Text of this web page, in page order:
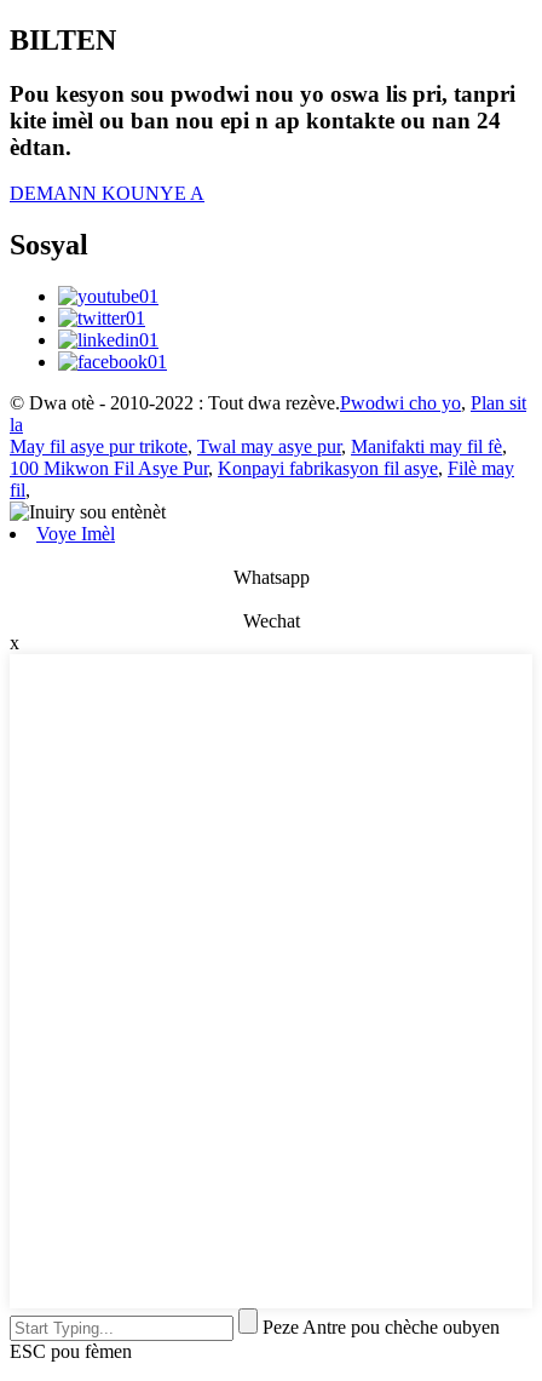
BILTEN
Pou kesyon sou pwodwi nou yo oswa lis pri, tanpri
kite imèl ou ban nou epi n ap kontakte ou nan 24
èdtan.
DEMANN KOUNYE A
Sosyal
© Dwa otè - 2010-2022 : Tout dwa rezève.Pwodwi cho yo, Plan sit
la
May fil asye pur trikote, Twal may asye pur, Manifakti may fil fè,
100 Mikwon Fil Asye Pur, Konpayi fabrikasyon fil asye, Filè may
fil,
Voye Imèl
Whatsapp
Wechat
x
Peze Antre pou chèche oubyen
ESC pou fèmen